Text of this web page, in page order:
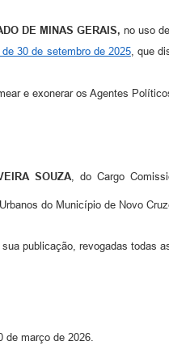
DE MINAS GERAIS, no uso
30 de setembro de 2025, que
e exonerar os Agentes
SOUZA, do Cargo
do Município de Novo
publicação, revogadas todas
de março de 2026.